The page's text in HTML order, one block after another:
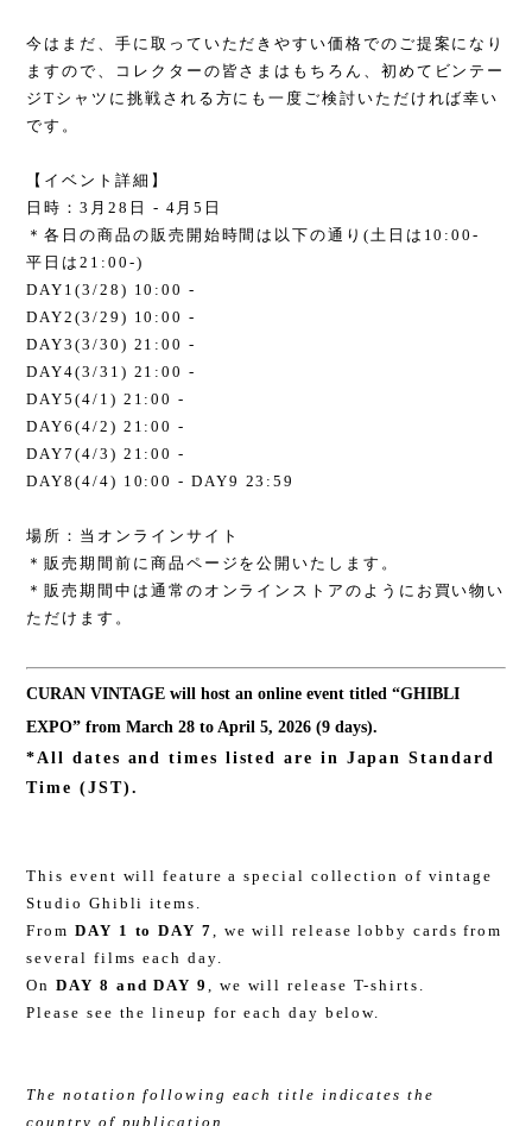
今はまだ、手に取っていただきやすい価格でのご提案になり
ますので、コレクターの皆さまはもちろん、初めてビンテー
ジTシャツに挑戦される方にも一度ご検討いただければ幸い
です。
【イベント詳細】
日時：3月28日 - 4月5日
＊各日の商品の販売開始時間は以下の通り(土日は10:00-
平日は21:00-)
DAY1(3/28) 10:00 -
DAY2(3/29) 10:00 -
DAY3(3/30) 21:00 -
DAY4(3/31) 21:00 -
DAY5(4/1) 21:00 -
DAY6(4/2) 21:00 -
DAY7(4/3) 21:00 -
DAY8(4/4) 10:00 - DAY9 23:59
場所：当オンラインサイト
＊販売期間前に商品ページを公開いたします。
＊販売期間中は通常のオンラインストアのようにお買い物い
ただけます。
CURAN VINTAGE will host an online event titled “GHIBLI
EXPO” from March 28 to April 5, 2026 (9 days).
*All dates and times listed are in Japan Standard
Time (JST).
This event will feature a special collection of vintage
Studio Ghibli items.
From DAY 1 to DAY 7, we will release lobby cards from
several films each day.
OnDAY 8 and DAY 9 , we will release T-shirts.
Please see the lineup for each day below.
The notation following each title indicates the
country of publication.